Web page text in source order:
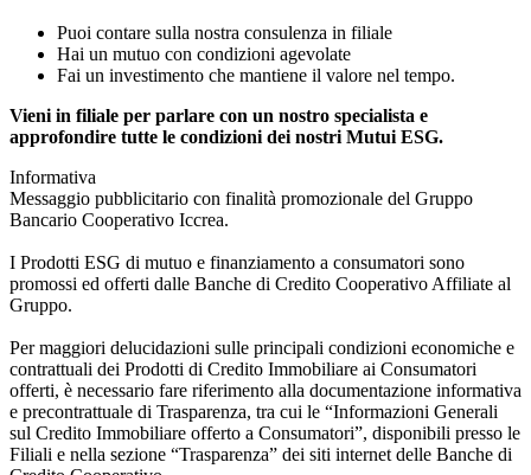
Puoi contare sulla nostra consulenza in filiale
Hai un mutuo con condizioni agevolate
Fai un investimento che mantiene il valore nel tempo.
Vieni in filiale per parlare con un nostro specialista e
approfondire tutte le condizioni dei nostri Mutui ESG.
Informativa
Messaggio pubblicitario con finalità promozionale del Gruppo
Bancario Cooperativo Iccrea.
I Prodotti ESG di mutuo e finanziamento a consumatori sono
promossi ed offerti dalle Banche di Credito Cooperativo Affiliate al
Gruppo.
Per maggiori delucidazioni sulle principali condizioni economiche e
contrattuali dei Prodotti di Credito Immobiliare ai Consumatori
offerti, è necessario fare riferimento alla documentazione informativa
e precontrattuale di Trasparenza, tra cui le “Informazioni Generali
sul Credito Immobiliare offerto a Consumatori”, disponibili presso le
Filiali e nella sezione “Trasparenza” dei siti internet delle Banche di